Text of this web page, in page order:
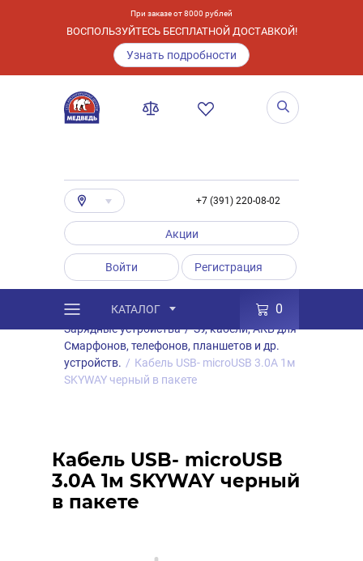
При заказе от 8000 рублей
ВОСПОЛЬЗУЙТЕСЬ БЕСПЛАТНОЙ ДОСТАВКОЙ!
Узнать подробности
+7 (391) 220-08-02
Акции
Войти Регистрация
КАТАЛОГ 0
Каталог / Товары Аксессуары
/
Зарядные устройства / ЗУ, кабели, АКБ для
Смарфонов, телефонов, планшетов и др.
устройств. / Кабель USB- microUSB 3.0A 1м
SKYWAY черный в пакете
Кабель USB- microUSB
3.0A 1м SKYWAY черный
в пакете